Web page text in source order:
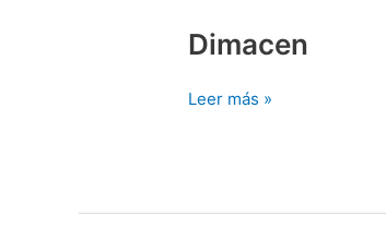
Dimacen
Dimacen
Leer más »